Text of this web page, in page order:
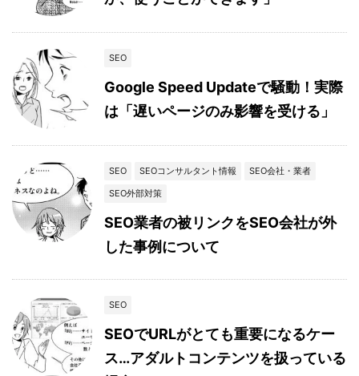
SEO
Google Speed Updateで騒動！実際
は「遅いページのみ影響を受ける」
SEO SEOコンサルタント情報
SEO会社・業者
SEO外部対策
SEO業者の被リンクをSEO会社が外
した事例について
SEO
SEOでURLがとても重要になるケー
ス…アダルトコンテンツを扱っている